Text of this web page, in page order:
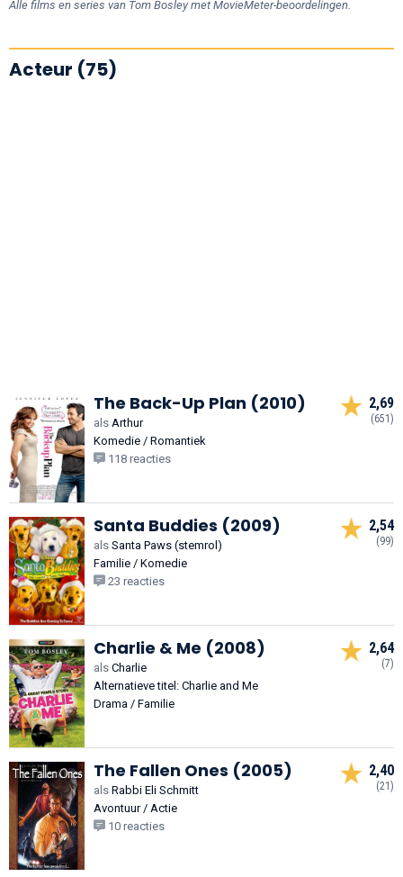
Alle films en series van Tom Bosley met MovieMeter-beoordelingen.
Acteur (75)
The Back-Up Plan (2010)
als Arthur
Komedie / Romantiek
118 reacties
2,69
(651)
Santa Buddies (2009)
als Santa Paws (stemrol)
Familie / Komedie
23 reacties
2,54
(99)
Charlie & Me (2008)
als Charlie
Alternatieve titel: Charlie and Me
Drama / Familie
2,64
(7)
The Fallen Ones (2005)
als Rabbi Eli Schmitt
Avontuur / Actie
10 reacties
2,40
(21)